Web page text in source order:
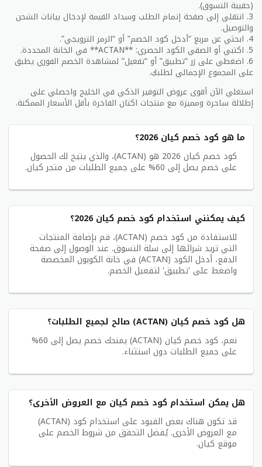
(حقيبة التسوق).
3. انتقلي إلى صفحة إتمام الطلب وسداد القيمة لإدخال بيانات الشحن
والتوصيل.
4. ابحثي عن مربع “أدخل كود الخصم” أو “الرمز الترويجي”.
5. اكتبي أو الصقي الكود الحصري: **ACTAN** في الخانة المحددة.
6. اضغطي على زر “تطبيق” أو “تفعيل” لمشاهدة الخصم الفوري يطبق
على المجموع الإجمالي لطلبكِ.
استغلي الآن أقوى عروض التوفير الذكي في الخليج واحصلي على
إطلالة ساحرة ومميزة مع منتجات اكتان الفاخرة بأقل الأسعار الممكنة.
ما هو كود خصم كيان 2026؟
كود خصم كيان 2026 هو (ACTAN)، والذي يتيح لك الحصول
على خصم يصل إلى 60% على جميع الطلبات من متجر كيان.
كيف يمكنني استخدام كود خصم كيان 2026؟
للاستفادة من كود خصم (ACTAN)، قم بإضافة المنتجات
التي تريد شرائها إلى سلة التسوق. عند الوصول إلى صفحة
الدفع، أدخل الكود (ACTAN) في خانة الكوبون المخصصة
واضغط على 'تطبيق' لتفعيل الخصم.
هل كود خصم كيان (ACTAN) صالح لجميع الطلبات؟
نعم، كود خصم كيان (ACTAN) يمنحك خصم يصل إلى 60%
على جميع الطلبات دون استثناء.
هل يمكن استخدام كود خصم كيان مع العروض الأخرى؟
قد تكون هناك بعض القيود على استخدام كود (ACTAN)
مع العروض الأخرى. يُفضل التحقق من شروط الخصم على
موقع كيان.